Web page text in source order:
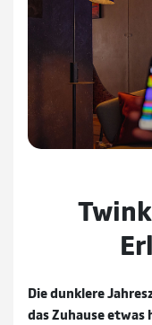
Die dunklere
das Zuhause